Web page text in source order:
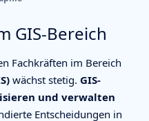
GIS-Bereich
Fachkräften im Bereich
wächst stetig. GIS-
und verwalten
Entscheidungen in